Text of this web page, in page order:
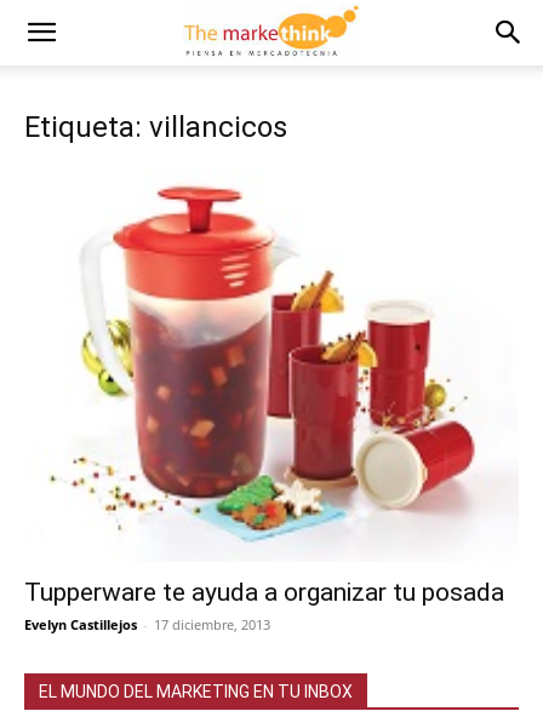
Etiqueta: villancicos
Tupperware te ayuda a organizar tu posada
Evelyn Castillejos - 17 diciembre, 2013
EL MUNDO DEL MARKETING EN TU INBOX